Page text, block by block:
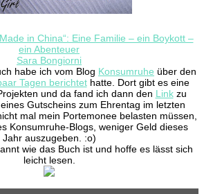
in China“: Eine Familie – ein Boykott –
ein Abenteuer
Sara Bongiorni
habe ich vom Blog Konsumruhe über den
Tagen berichtethatte. Dort gibt es eine
und da fand ich dann den Linkzu
Gutscheins zum Ehrentag im letzten
mal mein Portemonee belasten müssen,
Konsumruhe-Blogs, weniger Geld dieses
Jahr auszugeben. :o)
wie das Buch ist und hoffe es lässt sich
leicht lesen.